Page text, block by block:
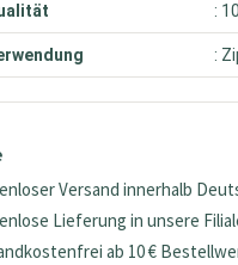
:
:
Versand innerhalb
Lieferung in unsere
ab 10 €